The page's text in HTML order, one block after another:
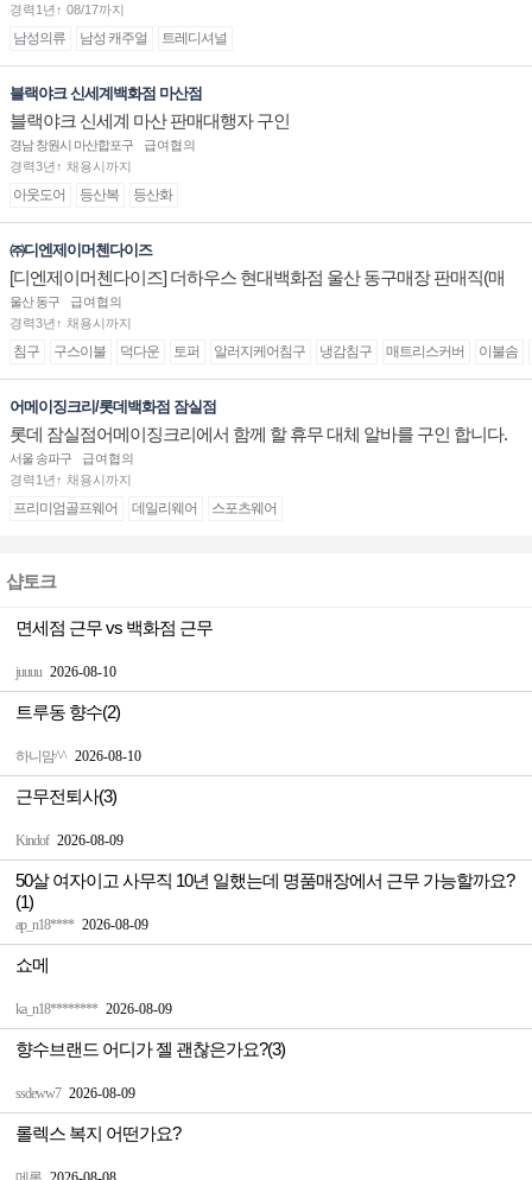
경력1년↑ 08/17까지
남성의류 남성 캐주얼 트레디셔널
블랙야크 신세계백화점 마산점
블랙야크 신세계 마산 판매대행자 구인
경남 창원시 마산합포구
급여협의
경력3년↑ 채용시까지
아웃도어 등산복 등산화
㈜디엔제이머첸다이즈
[디엔제이머첸다이즈] 더하우스 현대백화점 울산 동구매장 판매직(매
니저) 채용
울산 동구
급여협의
경력3년↑ 채용시까지
침구 구스이불 덕다운 토퍼 알러지케어침구 냉감침구 매트리스커버 이불솜
어메이징크리/롯데백화점 잠실점
롯데 잠실점어메이징크리에서 함께 할 휴무 대체 알바를 구인 합니다.
서울 송파구
급여협의
경력1년↑ 채용시까지
프리미엄골프웨어 데일리웨어 스포츠웨어
샵토크
juuuu 2026-08-10
면세점 근무 vs 백화점 근무
하니맘^^ 2026-08-10
트루동 향수(2)
Kindof 2026-08-09
근무전퇴사(3)
ap_n18**** 2026-08-09
50살 여자이고 사무직 10년 일했는데 명품매장에서 근무 가능할까요?
(1)
ka_n18******** 2026-08-09
쇼메
ssdeww7 2026-08-09
향수브랜드 어디가 젤 괜찮은가요?(3)
롤렉스 복지 어떤가요?